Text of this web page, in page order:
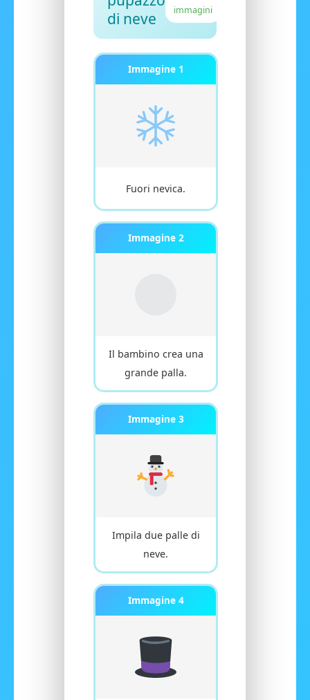
di neve
immagini
Immagine 1
Fuori nevica.
Immagine 2
Il bambino crea una
grande palla.
Immagine 3
Impila due palle di
neve.
Immagine 4